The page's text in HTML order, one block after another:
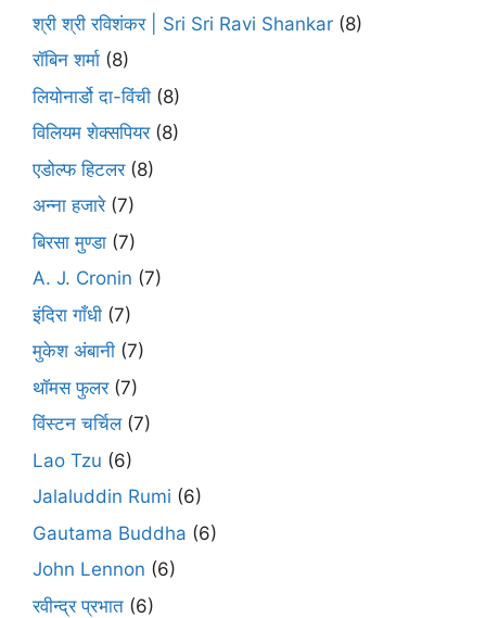
श्री श्री रविशंकर | Sri Sri Ravi Shankar (8)
रॉबिन शर्मा (8)
लियोनार्डो दा-विंची (8)
विलियम शेक्सपियर(8)
एडोल्फ हिटलर(8)
अन्ना हजारे(7)
बिरसा मुण्डा (7)
A. J. Cronin (7)
इंदिरा गाँधी (7)
मुकेश अंबानी (7)
थॉमस फुलर(7)
विंस्टन चर्चिल(7)
Lao Tzu (6)
Jalaluddin Rumi (6)
Gautama Buddha (6)
John Lennon (6)
रवीन्द्र प्रभात (6)